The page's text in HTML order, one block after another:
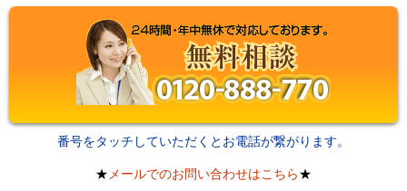
番号をタッチしていただくとお電話が繋がります。
★ メールでのお問い合わせはこちら★